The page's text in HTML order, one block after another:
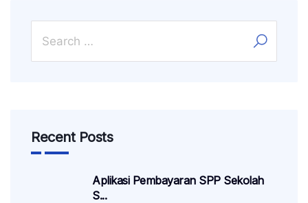
Recent Posts
Aplikasi Pembayaran SPP Sekolah
S...